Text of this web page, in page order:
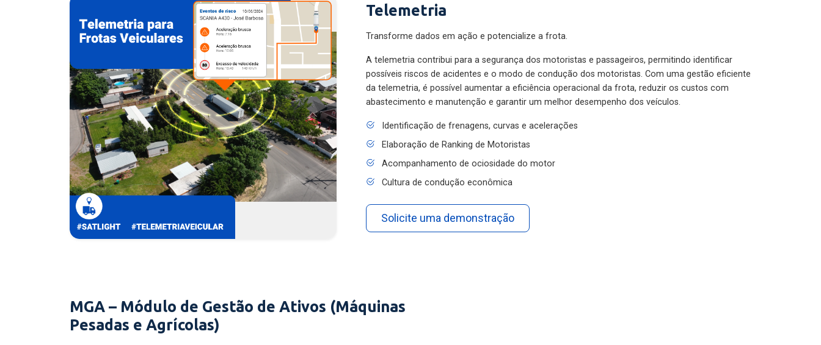
Telemetria
Transforme dados em ação e potencialize a frota.
A telemetria contribui para a segurança dos motoristas e passageiros, permitindo identificar
possíveis riscos de acidentes e o modo de condução dos motoristas. Com uma gestão eficiente
da telemetria, é possível aumentar a eficiência operacional da frota, reduzir os custos com
abastecimento e manutenção e garantir um melhor desempenho dos veículos.
Identificação de frenagens, curvas e acelerações
Elaboração de Ranking de Motoristas
Acompanhamento de ociosidade do motor
Cultura de condução econômica
Solicite uma demonstração
MGA – Módulo de Gestão de Ativos (Máquinas
Pesadas e Agrícolas)